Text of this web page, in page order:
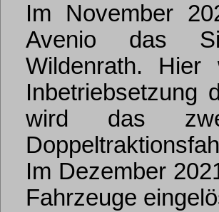
Im November
Avenio das
Wildenrath.
Inbetriebsetzung
wird das
Im Dezember
Fahrzeuge